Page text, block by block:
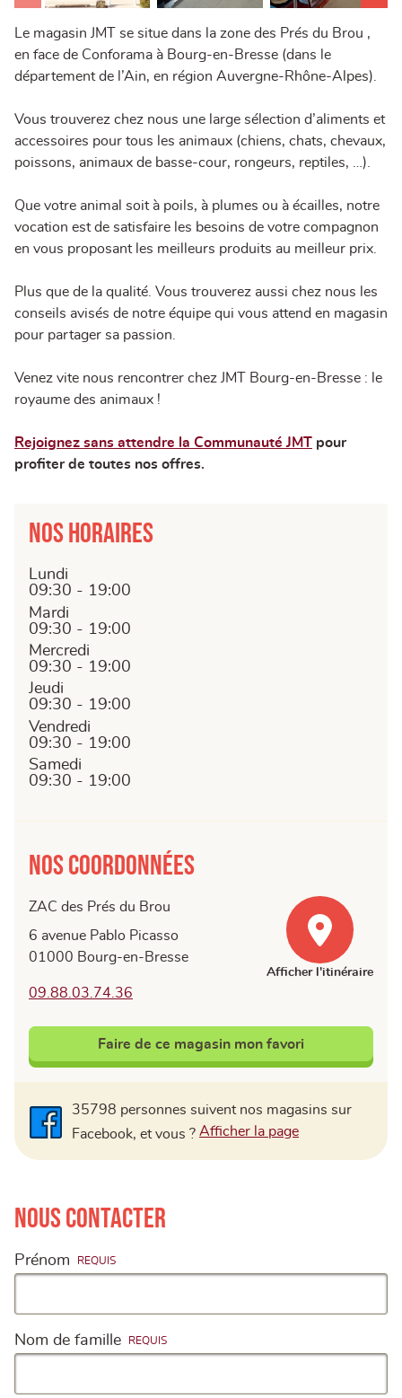
Le magasin JMT se situe dans la zone des Prés du Brou ,
en face de Conforama à Bourg-en-Bresse (dans le
département de l’Ain, en région Auvergne-Rhône-Alpes).
Vous trouverez chez nous une large sélection d’aliments et
accessoires pour tous les animaux (chiens, chats, chevaux,
poissons, animaux de basse-cour, rongeurs, reptiles, …).
Que votre animal soit à poils, à plumes ou à écailles, notre
vocation est de satisfaire les besoins de votre compagnon
en vous proposant les meilleurs produits au meilleur prix.
Plus que de la qualité. Vous trouverez aussi chez nous les
conseils avisés de notre équipe qui vous attend en magasin
pour partager sa passion.
Venez vite nous rencontrer chez JMT Bourg-en-Bresse : le
royaume des animaux !
Rejoignez sans attendre la Communauté JMT pour
profiter de toutes nos offres.
Nos horaires
Lundi
09:30 - 19:00
Mardi
09:30 - 19:00
Mercredi
09:30 - 19:00
Jeudi
09:30 - 19:00
Vendredi
09:30 - 19:00
Samedi
09:30 - 19:00
Nos coordonnées
ZAC des Prés du Brou
6 avenue Pablo Picasso
01000 Bourg-en-Bresse
09.88.03.74.36
Afficher l'itinéraire
Faire de ce magasin mon favori
35798 personnes suivent nos magasins sur
Facebook, et vous ? Afficher la pageFacebook
Nous contacter
Prénom
Nom de famille